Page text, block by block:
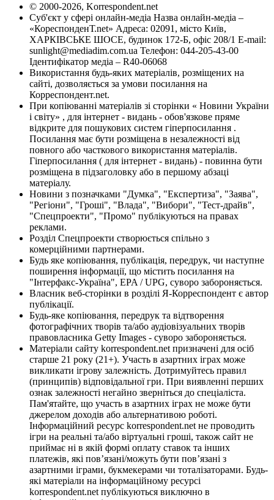
© 2000-2026, Korrespondent.net
Суб'єкт у сфері онлайн-медіа Назва онлайн-медіа –
«КореспонденТ.net» Адреса: 02091, місто Київ,
ХАРКІВСЬКЕ ШОСЕ, будинок 172-Б, офіс 208/1 E-mail:
sunlight@mediadim.com.ua Телефон: 044-205-43-00
Ідентифікатор медіа – R40-06068
Використання будь-яких матеріалів, розміщених на
сайті, дозволяється за умови посилання на
Корреспондент.net.
При копіюванні матеріалів зі сторінки « Новини України
і світу» , для інтернет - видань - обов'язкове пряме
відкрите для пошукових систем гіперпосилання .
Посилання має бути розміщена в незалежності від
повного або часткового використання матеріалів.
Гіперпосилання ( для інтернет - видань) - повинна бути
розміщена в підзаголовку або в першому абзаці
матеріалу.
Новини з позначками "Думка", "Експертиза", "Заява",
"Регіони", "Гроші", "Влада", "Вибори", "Тест-драйв",
"Спецпроекти", "Промо" публікуються на правах
реклами.
Розділ Спецпроекти створюється спільно з
комерційними партнерами.
Будь яке копіювання, публікація, передрук, чи наступне
поширення інформації, що містить посилання на
"Інтерфакс-Україна", EPA / UPG, суворо забороняється.
Власник веб-сторінки в розділі Я-Корреспондент є автор
публікації.
Будь-яке копіювання, передрук та відтворення
фотографічних творів та/або аудіовізуальних творів
правовласника Getty Images - суворо забороняється.
Матеріали сайту korrespondent.net призначені для осіб
старше 21 року (21+). Участь в азартних іграх може
викликати ігрову залежність. Дотримуйтесь правил
(принципів) відповідальної гри. При виявленні перших
ознак залежності негайно зверніться до спеціаліста.
Пам'ятайте, що участь в азартних іграх не може бути
джерелом доходів або альтернативою роботі.
Інформаційний ресурс korrespondent.net не проводить
ігри на реальні та/або віртуальні гроші, також сайт не
приймає ні в якій формі оплату ставок та інших
платежів, які пов’язані/можуть бути пов’язані з
азартними іграми, букмекерами чи тоталізаторами. Будь-
які матеріали на інформаційному ресурсі
korrespondent.net публікуються виключно в